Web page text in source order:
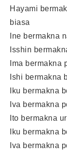
Hayami
biasa
Ine bermakna
Isshin
Ima bermakna
Ishi bermakna
Iku bermakna
Iva bermakna
Ito bermakna
Iku bermakna
Iva bermakna